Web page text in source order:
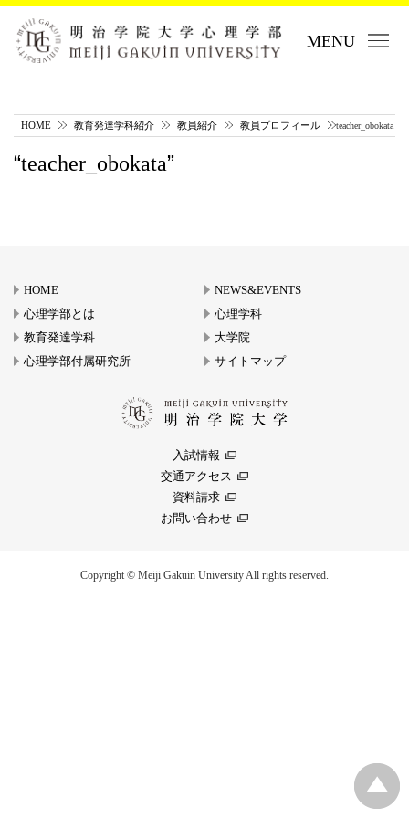
MENU
HOME 教育発達学科紹介 教員紹介 教員プロフィール teacher_obokata
teacher_obokata
HOME
NEWS&EVENTS
心理学部とは
心理学科
教育発達学科
大学院
心理学部付属研究所
サイトマップ
入試情報
交通アクセス
資料請求
お問い合わせ
Copyright © Meiji Gakuin University All rights reserved.